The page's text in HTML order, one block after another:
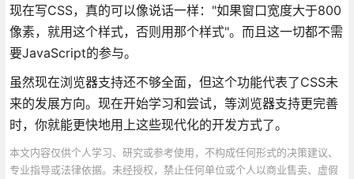
现在写CSS，真的可以像说话一样："如果窗口宽度大于800
像素，就用这个样式，否则用那个样式"。而且这一切都不需
要JavaScript的参与。
虽然现在浏览器支持还不够全面，但这个功能代表了CSS未
来的发展方向。现在开始学习和尝试，等浏览器支持更完善
时，你就能更快地用上这些现代化的开发方式了。
本文内容仅供个人学习、研究或参考使用，不构成任何形式的决策建议、
专业指导或法律依据。未经授权，禁止任何单位或个人以商业售卖、虚假